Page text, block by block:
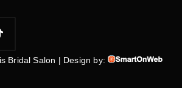
Bridal Salon | Design by: